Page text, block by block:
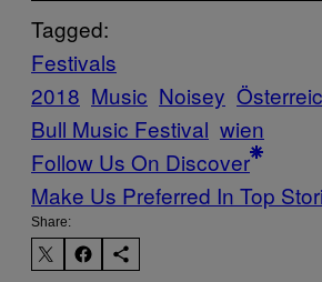
Tagged:
Festivals
2018 Music Noisey
Bull Music Festival wien
Follow Us On Discover
Make Us Preferred In Top
Share: